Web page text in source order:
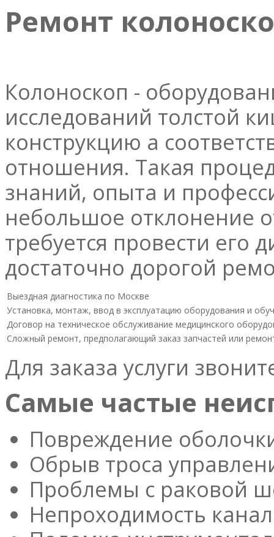
Ремонт
Колоноскоп -
исследований толстой
конструкцию а
отношения. Такая
знаний, опыта и
небольшое отклонение
требуется провести его
достаточно дорогой
Выездная диагностика по Москве
Установка, монтаж, ввод в эксплуатацию оборудования и
Договор на техническое обслуживание медицинского
Сложный ремонт, предполагающий заказ запчастей или
Для заказа услуги
Самые частые
Повреждение
Обрыв троса
Проблемы с раковой
Непроходимость